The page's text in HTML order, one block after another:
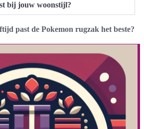
bij jouw woonstijl?
past de Pokemon rugzak het beste?